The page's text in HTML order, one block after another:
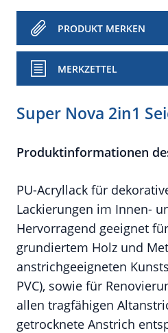
PRODUKT MERKEN
MERKZETTEL
Super Nova 2in1
Produktinformationen
PU-Acryllack für
Lackierungen im Innen-
Hervorragend geeignet
grundiertem Holz und
anstrichgeeigneten
PVC), sowie für
allen tragfähigen
getrocknete Anstrich